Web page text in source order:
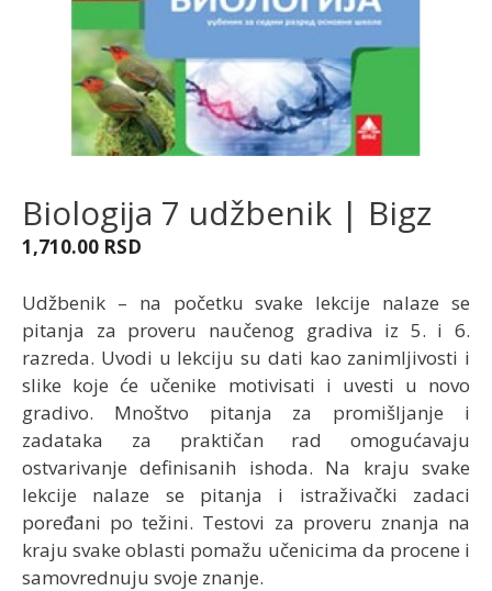
Biologija 7 udžbenik | Bigz
1,710.00 RSD
Udžbenik – na početku svake lekcije nalaze se
pitanja za proveru naučenog gradiva iz 5. i 6.
razreda. Uvodi u lekciju su dati kao zanimljivosti i
slike koje će učenike motivisati i uvesti u novo
gradivo. Mnoštvo pitanja za promišljanje i
zadataka za praktičan rad omogućavaju
ostvarivanje definisanih ishoda. Na kraju svake
lekcije nalaze se pitanja i istraživački zadaci
poređani po težini. Testovi za proveru znanja na
kraju svake oblasti pomažu učenicima da procene i
samovrednuju svoje znanje.